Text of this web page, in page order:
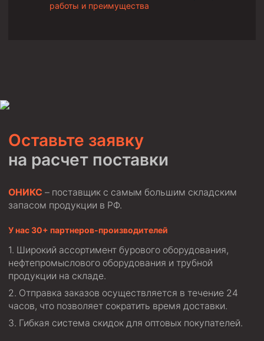
работы и преимущества
Оставьте заявку
на расчет поставки
ОНИКС – поставщик с самым большим складским
запасом продукции в РФ.
У нас 30+ партнеров-производителей
Широкий ассортимент бурового оборудования,
нефтепромыслового оборудования и трубной
продукции на складе.
Отправка заказов осуществляется в течение 24
часов, что позволяет сократить время доставки.
Гибкая система скидок для оптовых покупателей.